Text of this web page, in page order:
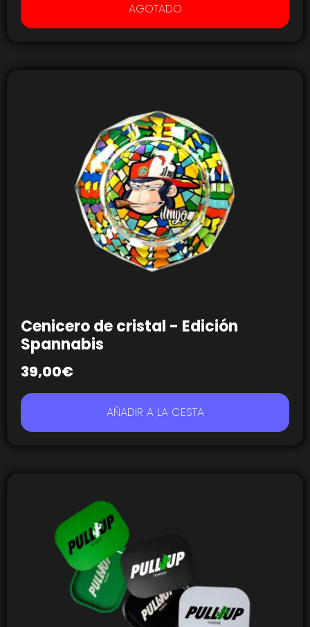
AGOTADO
Cenicero de cristal - Edición
Spannabis
39,00€
AÑADIR A LA CESTA